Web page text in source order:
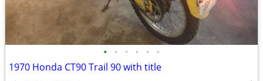
• • • • • •
1970 Honda CT90 Trail 90 with title